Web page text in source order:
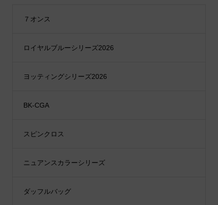
７オンス
ロイヤルブルーシリーズ2026
ヨッティングシリーズ2026
BK-CGA
スピンクロス
ニュアンスカラーシリーズ
ダッフルバッグ